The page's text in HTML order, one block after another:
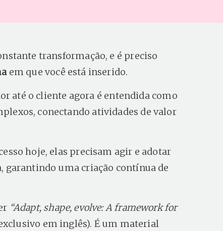
transformação, e é preciso
em que você está inserido.
até o cliente agora é entendida como
conectando atividades de valor
hoje, elas precisam agir e adotar
garantindo uma criação contínua de
“Adapt, shape, evolve: A framework for
em inglês). É um material